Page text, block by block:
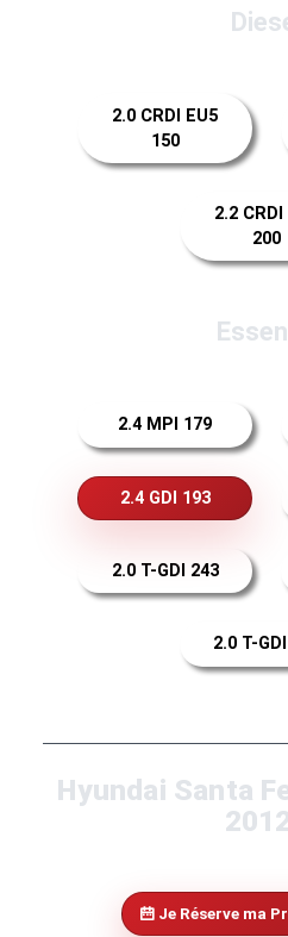
2.0 CRDI EU5
150
2.2 CRDI
200
2.4 MPI 179
2.4 GDI 193
2.0 T-GDI 243
2.0 T-
Hyundai Santa
Je Réserve ma